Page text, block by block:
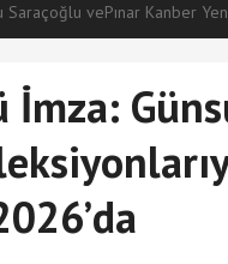
vePınar Kanber
İmza: